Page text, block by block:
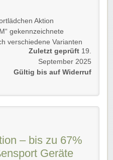
Aktion
gekennzeichnete
verschiedene Varianten
bis auf Widerruf!
Zuletzt geprüft 19.
September 2025
Gültig bis auf Widerruf
– bis zu 67%
Geräte